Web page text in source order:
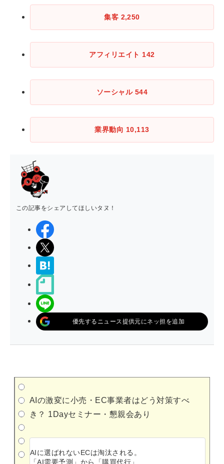
集客 2,250
アフィリエイト 142
ソーシャル 544
業界動向 10,113
この記事をシェアしてほしいタヌ！
優先するニュース提供元にネッ担を追加
AIの激変に小売・EC事業者はどう対策すべ
き？ 1Dayセミナー・懇親会あり
AIに選ばれないECは淘汰される。
「AI需要予測」から「購買代行」